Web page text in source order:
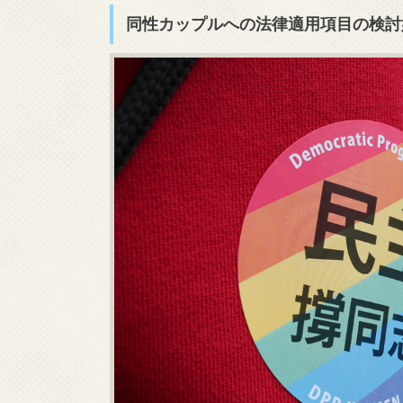
同性カップルへの法律適用項目の検